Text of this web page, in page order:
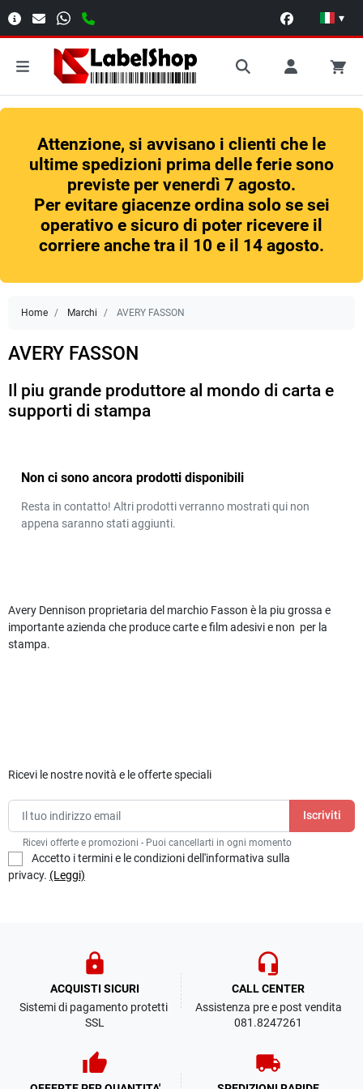
▾
Attenzione, si avvisano i clienti che le
ultime spedizioni prima delle ferie sono
previste per venerdì 7 agosto.
Per evitare giacenze ordina solo se sei
operativo e sicuro di poter ricevere il
corriere anche tra il 10 e il 14 agosto.
Home Marchi AVERY FASSON
AVERY FASSON
Il piu grande produttore al mondo di carta e
supporti di stampa
Non ci sono ancora prodotti disponibili
Resta in contatto! Altri prodotti verranno mostrati qui non
appena saranno stati aggiunti.
Avery Dennison proprietaria del marchio Fasson è la piu grossa e
importante azienda che produce carte e film adesivi e non per la
stampa.
Ricevi le nostre novità e le offerte speciali
Ricevi offerte e promozioni - Puoi cancellarti in ogni momento
Accetto i termini e le condizioni dell'informativa sulla
privacy. (Leggi)
lock
ACQUISTI SICURI
Sistemi di pagamento protetti
SSL
headset_mic
CALL CENTER
Assistenza pre e post vendita
081.8247261
thumb_up local_shipping